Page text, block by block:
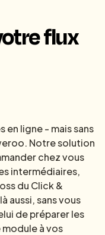
flux
en ligne - mais sans
Notre solution
chez vous
intermédiaires,
du Click &
aussi, sans vous
de préparer les
à vos